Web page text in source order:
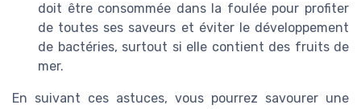
doit être consommée dans la foulée pour profiter
de toutes ses saveurs et éviter le développement
de bactéries, surtout si elle contient des fruits de
mer.
En suivant ces astuces, vous pourrez savourer une